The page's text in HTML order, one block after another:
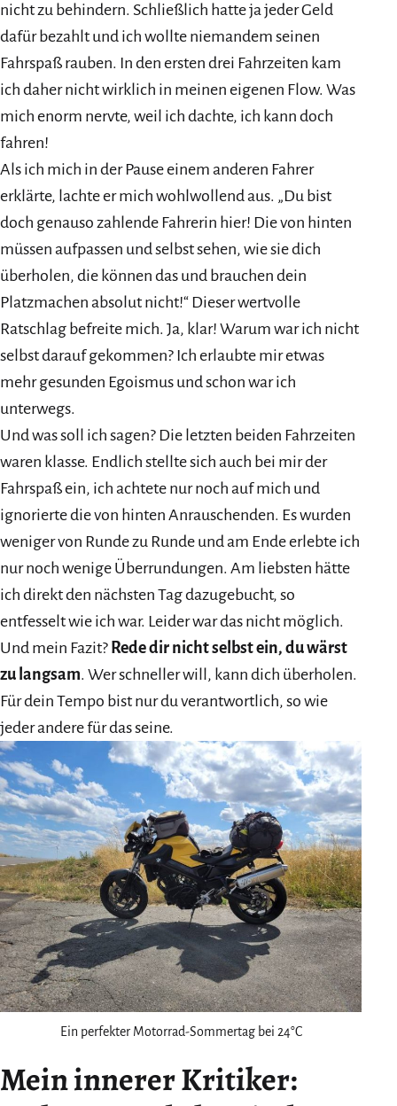
nicht zu behindern. Schließlich hatte ja jeder Geld
dafür bezahlt und ich wollte niemandem seinen
Fahrspaß rauben. In den ersten drei Fahrzeiten kam
ich daher nicht wirklich in meinen eigenen Flow. Was
mich enorm nervte, weil ich dachte, ich kann doch
fahren!
Als ich mich in der Pause einem anderen Fahrer
erklärte, lachte er mich wohlwollend aus. „Du bist
doch genauso zahlende Fahrerin hier! Die von hinten
müssen aufpassen und selbst sehen, wie sie dich
überholen, die können das und brauchen dein
Platzmachen absolut nicht!“ Dieser wertvolle
Ratschlag befreite mich. Ja, klar! Warum war ich nicht
selbst darauf gekommen? Ich erlaubte mir etwas
mehr gesunden Egoismus und schon war ich
unterwegs.
Und was soll ich sagen? Die letzten beiden Fahrzeiten
waren klasse. Endlich stellte sich auch bei mir der
Fahrspaß ein, ich achtete nur noch auf mich und
ignorierte die von hinten Anrauschenden. Es wurden
weniger von Runde zu Runde und am Ende erlebte ich
nur noch wenige Überrundungen. Am liebsten hätte
ich direkt den nächsten Tag dazugebucht, so
entfesselt wie ich war. Leider war das nicht möglich.
Und mein Fazit? Rede dir nicht selbst ein, du wärst
zu langsam. Wer schneller will, kann dich überholen.
Für dein Tempo bist nur du verantwortlich, so wie
jeder andere für das seine.
Ein perfekter Motorrad-Sommertag bei 24°C
Mein innerer Kritiker: